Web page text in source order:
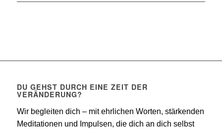
DU GEHST DURCH EINE ZEIT DER
VERÄNDERUNG?
Wir begleiten dich – mit ehrlichen Worten, stärkenden
Meditationen und Impulsen, die dich an dich selbst